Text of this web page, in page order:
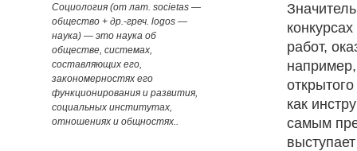
Социология (от лат. societas —
общество + др.-греч. logos —
наука) — это наука об
обществе, системах,
составляющих его,
закономерностях его
функционирования и развития,
социальных институтах,
отношениях и общностях..
работ,
как
самым